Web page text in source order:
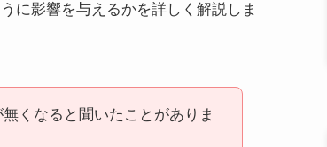
に影響を与えるかを詳しく解説しま
くなると聞いたことがありま